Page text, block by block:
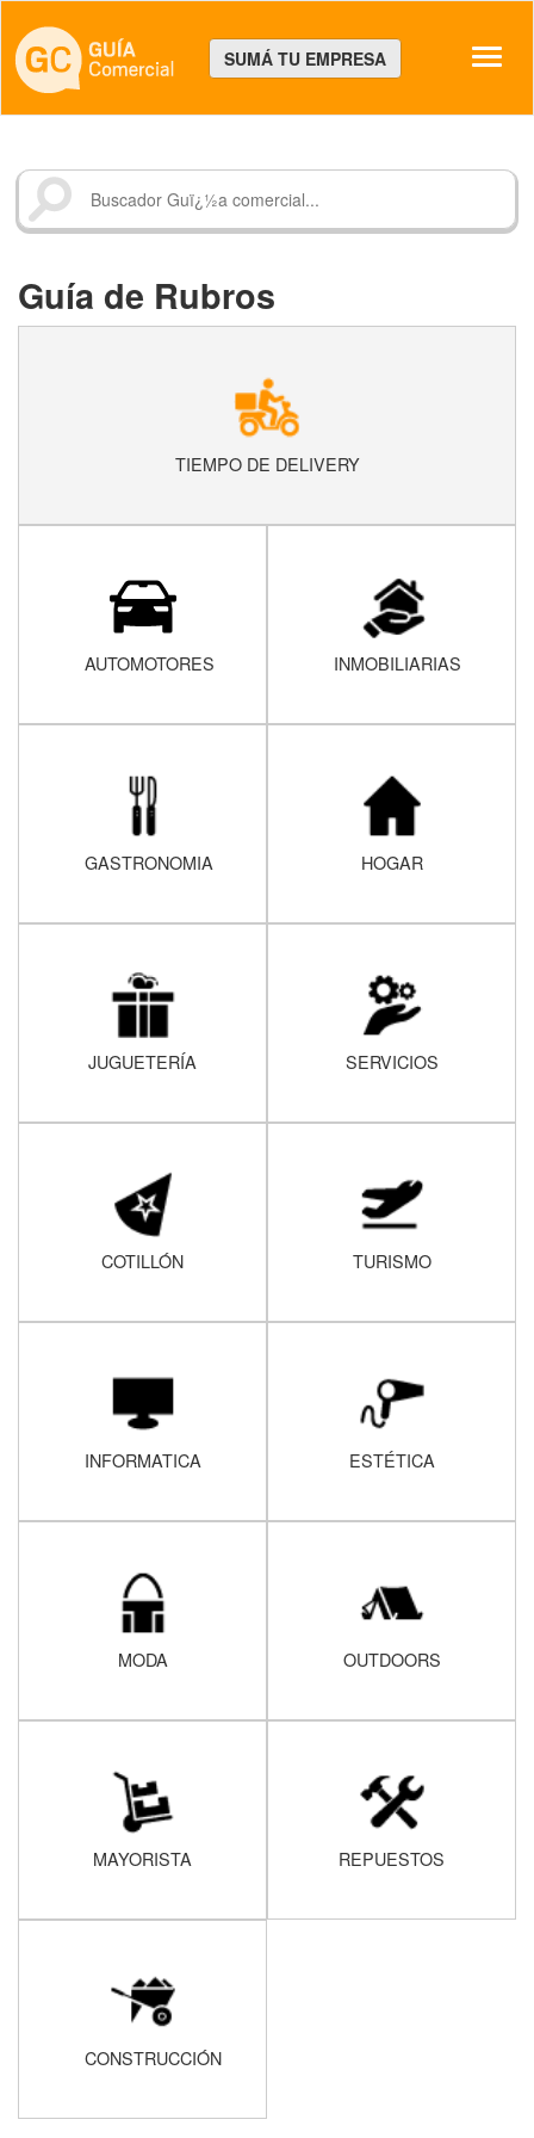
SUMÁ TU EMPRESA
Guía de Rubros
TIEMPO DE DELIVERY
AUTOMOTORES INMOBILIARIAS
GASTRONOMIA HOGAR
JUGUETERÍA SERVICIOS
COTILLÓN TURISMO
INFORMATICA ESTÉTICA
MODA OUTDOORS
MAYORISTA REPUESTOS
CONSTRUCCIÓN